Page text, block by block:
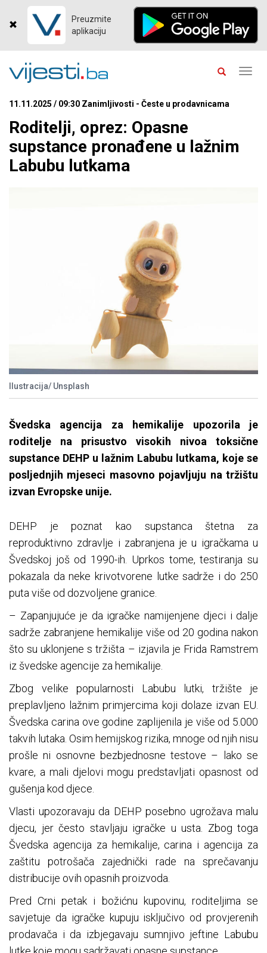
Preuzmite
aplikaciju
11.11.2025 / 09:30 Zanimljivosti - Česte u prodavnicama
Roditelji, oprez: Opasne
supstance pronađene u lažnim
Labubu lutkama
Ilustracija/ Unsplash
Švedska agencija za hemikalije upozorila je
roditelje na prisustvo visokih nivoa toksične
supstance DEHP u lažnim Labubu lutkama, koje se
posljednjih mjeseci masovno pojavljuju na tržištu
izvan Evropske unije.
DEHP je poznat kao supstanca štetna za
reproduktivno zdravlje i zabranjena je u igračkama u
Švedskoj još od 1990-ih. Uprkos tome, testiranja su
pokazala da neke krivotvorene lutke sadrže i do 250
puta više od dozvoljene granice.
– Zapanjujuće je da igračke namijenjene djeci i dalje
sadrže zabranjene hemikalije više od 20 godina nakon
što su uklonjene s tržišta – izjavila je Frida Ramstrem
iz švedske agencije za hemikalije.
Zbog velike popularnosti Labubu lutki, tržište je
preplavljeno lažnim primjercima koji dolaze izvan EU.
Švedska carina ove godine zaplijenila je više od 5.000
takvih lutaka. Osim hemijskog rizika, mnoge od njih nisu
prošle ni osnovne bezbjednosne testove – lako se
kvare, a mali djelovi mogu predstavljati opasnost od
gušenja kod djece.
Vlasti upozoravaju da DEHP posebno ugrožava malu
djecu, jer često stavljaju igračke u usta. Zbog toga
Švedska agencija za hemikalije, carina i agencija za
zaštitu potrošača zajednički rade na sprečavanju
distribucije ovih opasnih proizvoda.
Pred Crni petak i božićnu kupovinu, roditeljima se
savjetuje da igračke kupuju isključivo od provjerenih
prodavača i da izbjegavaju sumnjivo jeftine Labubu